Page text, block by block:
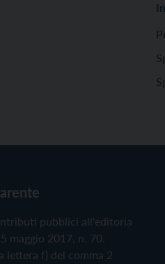
pubblici all'editoria
maggio 2017, n. 70.
lettera f) del comma 2